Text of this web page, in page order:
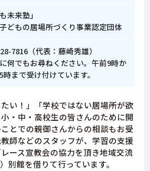
未来塾」
どもの居場所づくり事業認定団体
7816（代表：藤崎秀雄）
何でもお尋ねください。午前9時か
時まで受け付けています。
い！」「学校ではない居場所が欲
・中・高校生の皆さんのために開
とでの親御さんからの相談もお受
師などのスタッフが、学習の支援
ース宣教会の協力を頂き地域交流
別館を借りて行っています。